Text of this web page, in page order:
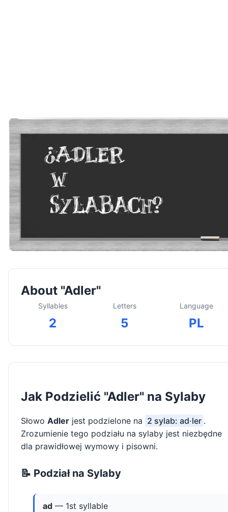
About "Adler"
Syllables
2
Letters
5
Language
PL
Jak Podzielić "Adler" na Sylaby
Słowo Adler jest podzielone na 2 sylab: ad·ler .
Zrozumienie tego podziału na sylaby jest niezbędne
dla prawidłowej wymowy i pisowni.
📝 Podział na Sylaby
ad — 1st syllable